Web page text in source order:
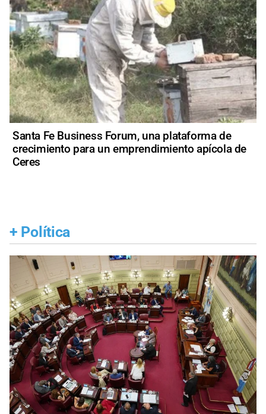
Santa Fe Business Forum, una plataforma de
crecimiento para un emprendimiento apícola de
Ceres
+ Política